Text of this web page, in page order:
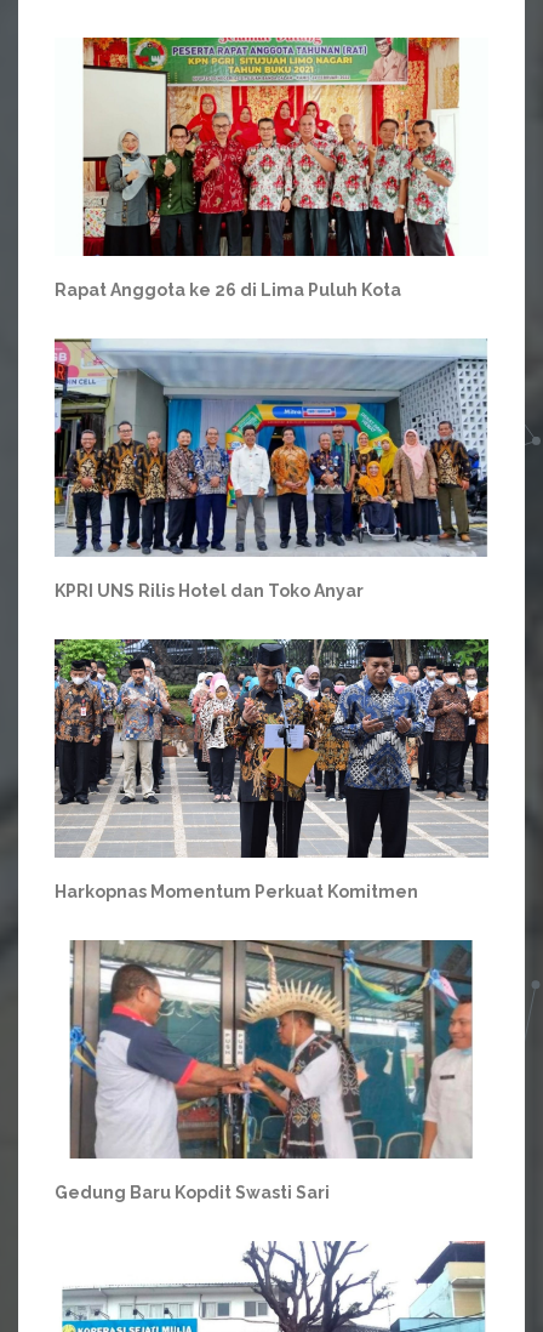
Rapat Anggota ke 26 di Lima Puluh Kota
KPRI UNS Rilis Hotel dan Toko Anyar
Harkopnas Momentum Perkuat Komitmen
Gedung Baru Kopdit Swasti Sari